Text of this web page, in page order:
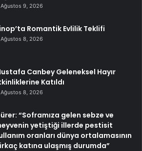
Ağustos 9, 2026
Romantik Evlilik Teklifi
Ağustos 8, 2026
Canbey Geleneksel Hayır
Katıldı
Ağustos 8, 2026
“Soframıza gelen sebze ve
yetiştiği illerde pestisit
oranları dünya ortalamasının
katına ulaşmış durumda”